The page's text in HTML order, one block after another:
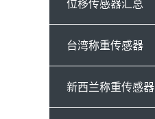
台湾称重传感器
新西兰称重传感器